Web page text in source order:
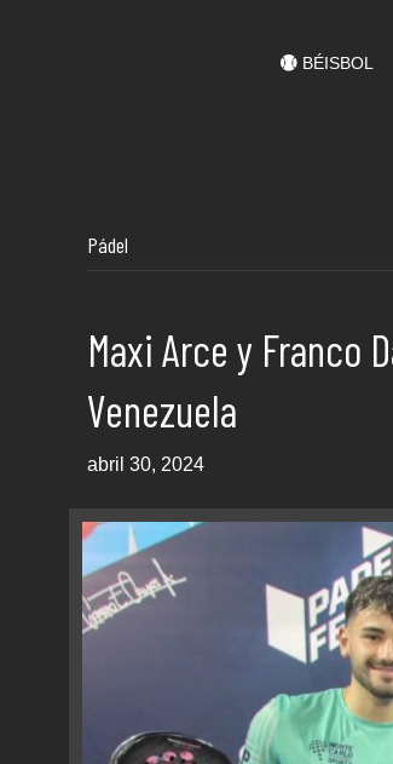
BÉISBOL
Pádel
Maxi Arce y Franco
Venezuela
abril 30, 2024